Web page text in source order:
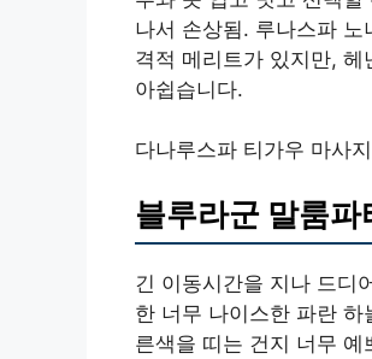
나서 손상됨. 루나스파
격적 메리트가 있지만,
아쉽습니다.
다나루스파 티가우 마사
블루라군 말룸파
긴 이동시간을 지나 드디
한 너무 나이스한 파란
른색을 띠는 건지 너무